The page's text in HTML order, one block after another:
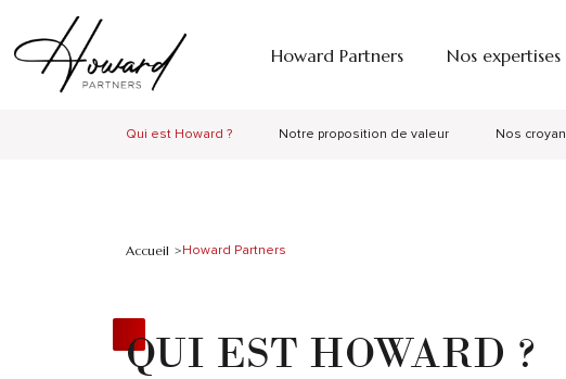
Howard Partners Nos expertises
Qui est Howard ? Notre proposition de valeur Nos
Accueil >Howard Partners
QUI EST HOWARD ?